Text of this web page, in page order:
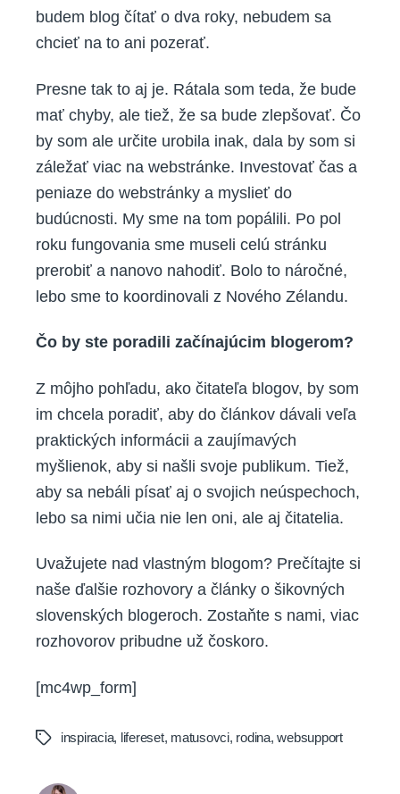
budem blog čítať o dva roky, nebudem sa
chcieť na to ani pozerať.
Presne tak to aj je. Rátala som teda, že bude
mať chyby, ale tiež, že sa bude zlepšovať. Čo
by som ale určite urobila inak, dala by som si
záležať viac na webstránke. Investovať čas a
peniaze do webstránky a myslieť do
budúcnosti. My sme na tom popálili. Po pol
roku fungovania sme museli celú stránku
prerobiť a nanovo nahodiť. Bolo to náročné,
lebo sme to koordinovali z Nového Zélandu.
Čo by ste poradili začínajúcim blogerom?
Z môjho pohľadu, ako čitateľa blogov, by som
im chcela poradiť, aby do článkov dávali veľa
praktických informácii a zaujímavých
myšlienok, aby si našli svoje publikum. Tiež,
aby sa nebáli písať aj o svojich neúspechoch,
lebo sa nimi učia nie len oni, ale aj čitatelia.
Uvažujete nad vlastným blogom? Prečítajte si
naše ďalšie rozhovory a články o šikovných
slovenských blogeroch. Zostaňte s nami, viac
rozhovorov pribudne už čoskoro.
[mc4wp_form]
Tags inspiracia, lifereset, matusovci, rodina,websupport